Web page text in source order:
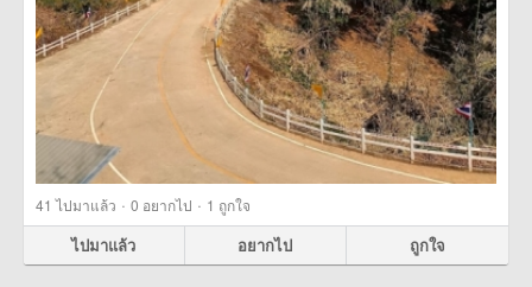
41 ไปมาแล้ว · 0 อยากไป · 1 ถูกใจ
ไปมาแล้ว อยากไป ถูกใจ